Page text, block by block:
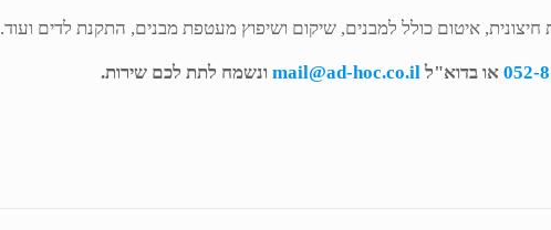
איטום כולל למבנים, שיקום ושיפוץ מעטפת מבנים, התקנת לדים ועוד.
052- או בדוא"לmail@ad-hoc.co.il ונשמח לתת לכם שירות.